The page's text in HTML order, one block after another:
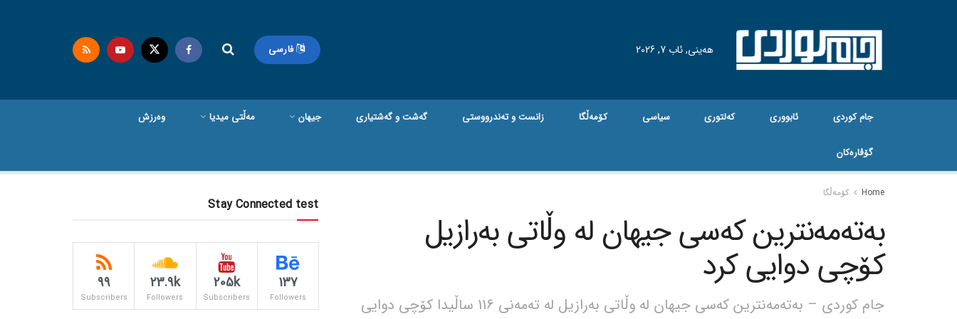
هه‌ینی, ئاب 7, 2026 فارسی
جام کوردی ئابووری کەلتوری سیاسی کۆمەڵگا زانست و تەندرووستی گه‌شت و گه‌شتیاری جیهان مەڵتی میدیا وەرزش
گۆڤاره‌کان
Home کۆمەڵگا
بەتەمەنترین کەسی جیهان لە وڵاتی بەرازیل
کۆچی دوایی کرد
جام کوردی – بەتەمەنترین کەسی جیهان لە وڵاتی بەرازیل لە تەمەنی 116 ساڵیدا کۆچی دوایی
Stay Connected test
137
Followers
205k
Subscribers
23.9k
Followers
99
Subscribers